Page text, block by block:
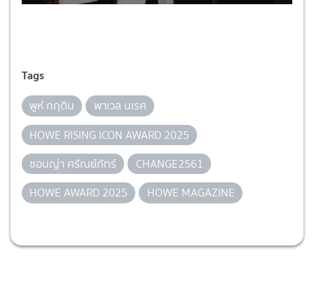
Tags
พูห์ กฤติน
พาเวล นเรศ
HOWE RISING ICON AWARD 2025
ซอนญ่า ศรัณย์ภัทร์
CHANGE2561
HOWE AWARD 2025
HOWE MAGAZINE